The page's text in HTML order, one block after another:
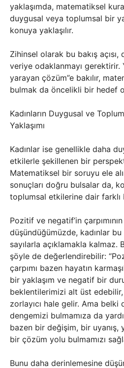
yaklaşımda, matematiksel
duygusal veya toplumsal bir
konuya yaklaşılır.
Zihinsel olarak bu bakış
veriye odaklanmayı gerektirir.
yarayan çözüm”e bakılır,
bulmak da öncelikli bir hedef
Kadınların Duygusal ve
Yaklaşımı
Kadınlar ise genellikle daha
etkilerle şekillenen bir
Matematiksel bir soruyu ele
sonuçları doğru bulsalar da,
toplumsal etkilerine dair
Pozitif ve negatif’in
düşündüğümüzde, kadınlar bu
sayılarla açıklamakla kalmaz.
şöyle de değerlendirebilir:
çarpımı bazen hayatın
bir yaklaşım ve negatif bir
beklentilerimizi alt üst
zorlayıcı hale gelir. Ama belki
dengemizi bulmamıza da
bazen bir değişim, bir uyanış,
bir çözüm yolu bulmamızı
Bunu daha derinlemesine